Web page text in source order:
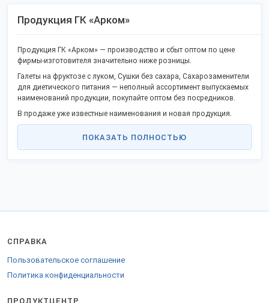
Продукция ГК «Арком»
Продукция ГК «Арком» — производство и сбыт оптом по цене
фирмы-изготовителя значительно ниже розницы.
Галеты на фруктозе с луком, Сушки без сахара, Сахарозаменители
для диетического питания — неполный ассортимент выпускаемых
наименований продукции, покупайте оптом без посредников.
В продаже уже известные наименования и новая продукция.
уступает западным товарам.
документы.
Закажите продукцию настенде компании
ПОКАЗАТЬ ПОЛНОСТЬЮ
СПРАВКА
Пользовательское соглашение
Политика конфиденциальности
ПРОДУКТЦЕНТР